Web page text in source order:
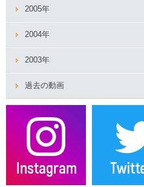
2005年
2004年
2003年
過去の動画